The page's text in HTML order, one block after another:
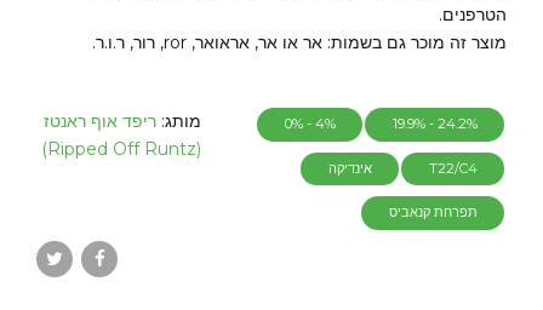
הטרפנים.
מוצר זה מוכר גם בשמות: אר או אר, אראואר, ror, רור, ר.ו.ר.
24.2% - 19.9%
4% - 0%
T22/C4 אינדיקה
תפרחת קנאביס
מותג:ריפד אוף ראנטז
(Ripped Off Runtz)